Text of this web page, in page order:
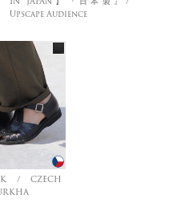
Upscape Audience
/ CZECH